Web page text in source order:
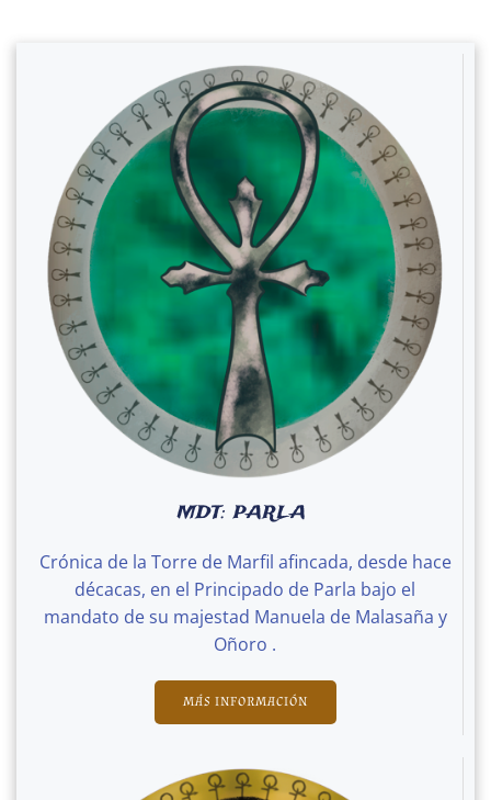
MDT: PARLA
Crónica de la Torre de Marfil afincada, desde hace
décacas, en el Principado de Parla bajo el
mandato de su majestad Manuela de Malasaña y
Oñoro .
MÁS INFORMACIÓN